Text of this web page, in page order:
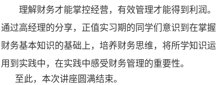
理解财务才能掌控经营，有效管理才能得到利润。
通过高经理的分享，正值实习期的同学们意识到在掌握
财务基本知识的基础上，培养财务思维，将所学知识运
用到实践中，在实践中感受财务管理的重要性。
至此，本次讲座圆满结束。